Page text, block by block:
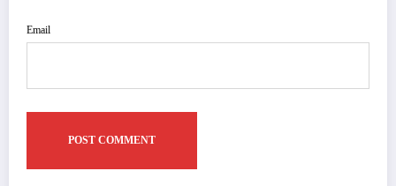
Email